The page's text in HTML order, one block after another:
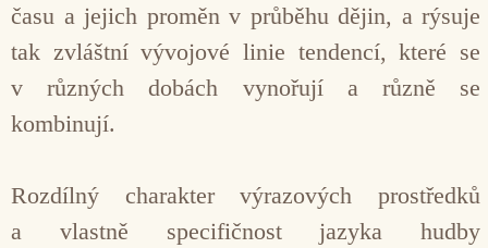
času a jejich proměn v průběhu dějin, a rýsuje
tak zvláštní vývojové linie tendencí, které se
v různých dobách vynořují a různě se
kombinují.
Rozdílný charakter výrazových prostředků
a vlastně specifičnost jazyka hudby